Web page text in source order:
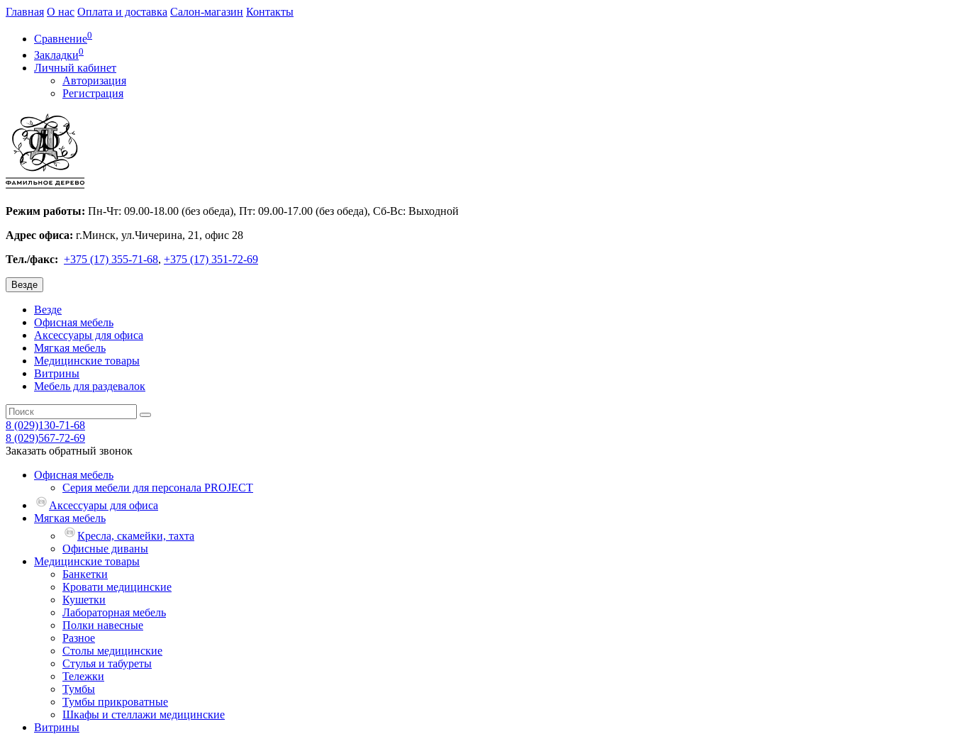
Главная О нас Оплата и доставка Салон-магазин Контакты
Сравнение0
Закладки0
Личный кабинет
Авторизация
Регистрация
Режим работы: Пн-Чт: 09.00-18.00 (без обеда), Пт: 09.00-17.00 (без обеда), Сб-Вс: Выходной
Адрес офиса: г.Минск, ул.Чичерина, 21, офис 28
Тел./факс: +375 (17) 355-71-68, +375 (17) 351-72-69
Везде
Везде
Офисная мебель
Аксессуары для офиса
Мягкая мебель
Медицинские товары
Витрины
Мебель для раздевалок
8 (029)130-71-68
8 (029)567-72-69
Заказать обратный звонок
Офисная мебель
Серия мебели для персонала PROJECT
Аксессуары для офиса
Мягкая мебель
Кресла, скамейки, тахта
Офисные диваны
Медицинские товары
Банкетки
Кровати медицинские
Кушетки
Лабораторная мебель
Полки навесные
Разное
Столы медицинские
Стулья и табуреты
Тележки
Тумбы
Тумбы прикроватные
Шкафы и стеллажи медицинские
Витрины